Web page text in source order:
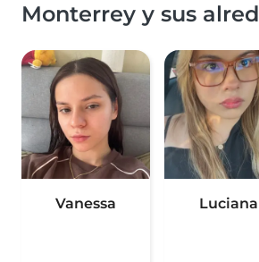
Monterrey y sus
Vanessa Luciana